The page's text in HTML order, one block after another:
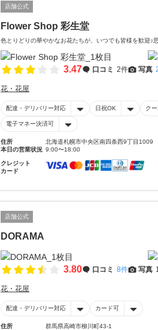
店舗公式
Flower Shop 彩生堂
色とりどりの華やかなお花たちが、いつでも皆様を歓迎♪
3.47 口コミ 2件 写真
花・花屋
配達・デリバリー対応 日祝OK ク
電子マネー決済可
住所
北海道札幌市中央区南四条西9丁目1009
本日の営業状況 9:00〜18:00
クレジット
カード
店舗公式
DORAMA
3.80 口コミ 8件 写真
花・花屋
配達・デリバリー対応 カード可
住所
群馬県高崎市柳川町43-1